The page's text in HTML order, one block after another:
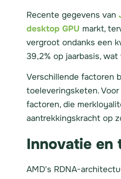
Recente gegevens van
desktop GPU markt,
vergroot ondanks een
39,2% op jaarbasis,
Verschillende factoren
toeleveringsketen.
factoren, die
aantrekkingskracht op
Innovatie en
AMD's RDNA-